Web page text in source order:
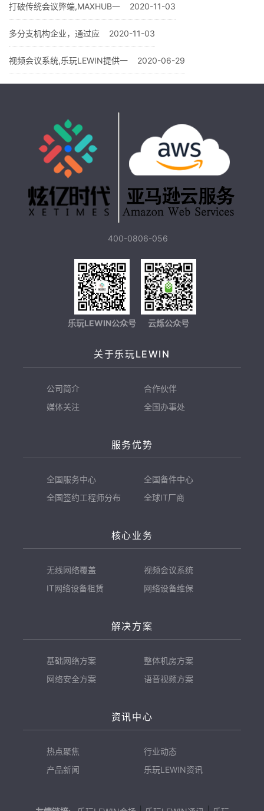
打破传统会议弊端,MAXHUB一 2020-11-03
多分支机构企业，通过应 2020-11-03
视频会议系统,乐玩LEWIN提供一 2020-06-29
400-0806-056
乐玩LEWIN公众号 云烁公众号
关于乐玩LEWIN
公司简介
合作伙伴
媒体关注
全国办事处
服务优势
全国服务中心
全国备件中心
全国签约工程师分布
全球IT厂商
核心业务
无线网络覆盖
视频会议系统
IT网络设备租赁
网络设备维保
解决方案
基础网络方案
整体机房方案
网络安全方案
语音视频方案
资讯中心
热点聚焦
行业动态
产品新闻
乐玩LEWIN资讯